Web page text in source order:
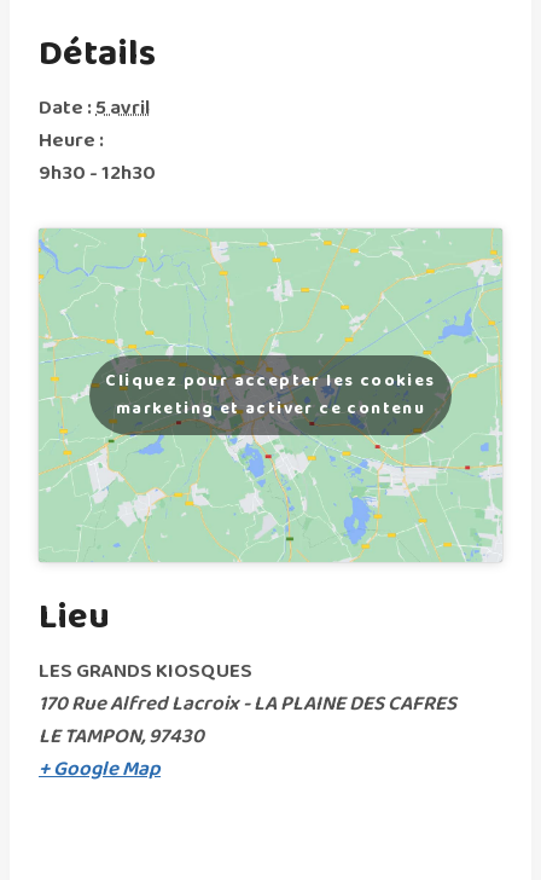
Détails
Date :5 avril
Heure :
9h30 - 12h30
Lieu
LES GRANDS KIOSQUES
170 Rue Alfred Lacroix - LA PLAINE DES CAFRES
LE TAMPON,97430
+ Google Map
Cliquez pour accepter les cookies
marketing et activer ce contenu